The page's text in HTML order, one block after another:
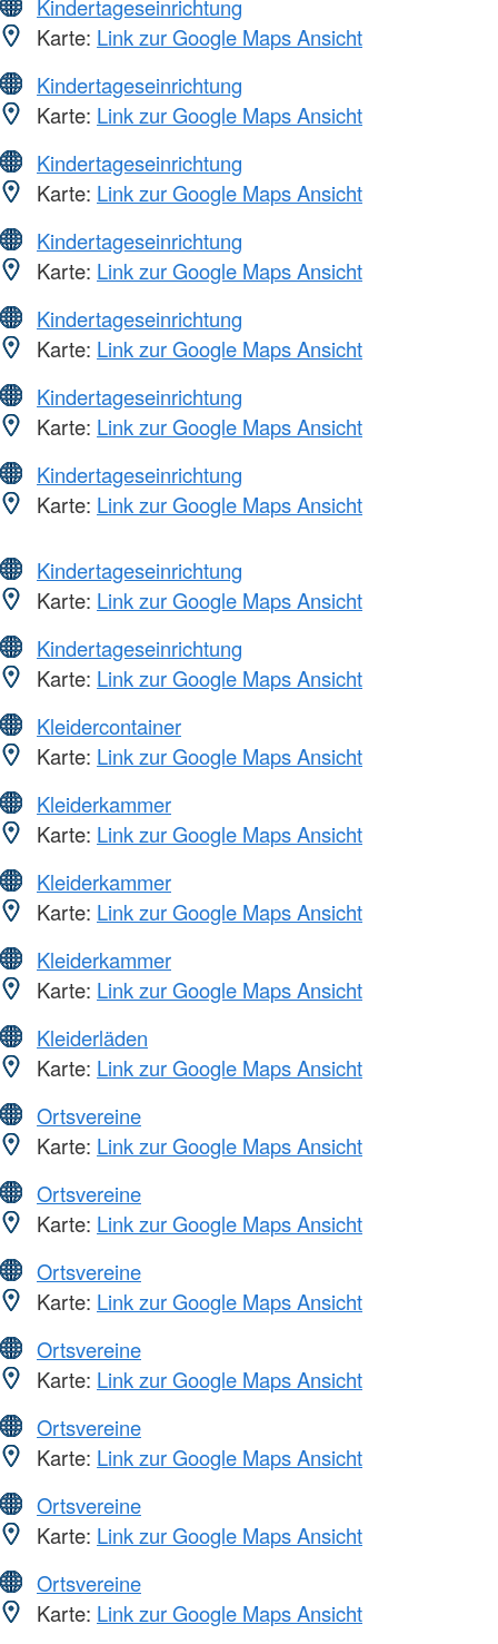
Kindertageseinrichtung
Karte: Link zur Google Maps Ansicht
Kindertageseinrichtung
Karte: Link zur Google Maps Ansicht
Kindertageseinrichtung
Karte: Link zur Google Maps Ansicht
Kindertageseinrichtung
Karte: Link zur Google Maps Ansicht
Kindertageseinrichtung
Karte: Link zur Google Maps Ansicht
Kindertageseinrichtung
Karte: Link zur Google Maps Ansicht
Kindertageseinrichtung
Karte: Link zur Google Maps Ansicht
Kindertageseinrichtung
Karte: Link zur Google Maps Ansicht
Kindertageseinrichtung
Karte: Link zur Google Maps Ansicht
Kleidercontainer
Karte: Link zur Google Maps Ansicht
Kleiderkammer
Karte: Link zur Google Maps Ansicht
Kleiderkammer
Karte: Link zur Google Maps Ansicht
Kleiderkammer
Karte: Link zur Google Maps Ansicht
Kleiderläden
Karte: Link zur Google Maps Ansicht
Ortsvereine
Karte: Link zur Google Maps Ansicht
Ortsvereine
Karte: Link zur Google Maps Ansicht
Ortsvereine
Karte: Link zur Google Maps Ansicht
Ortsvereine
Karte: Link zur Google Maps Ansicht
Ortsvereine
Karte: Link zur Google Maps Ansicht
Ortsvereine
Karte: Link zur Google Maps Ansicht
Ortsvereine
Karte: Link zur Google Maps Ansicht